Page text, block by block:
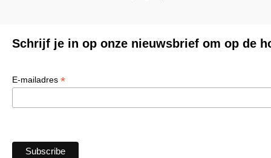
Schrijf je in op onze nieuwsbrief om op de
E-mailadres *